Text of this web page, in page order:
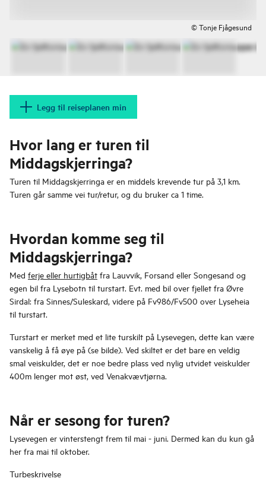
© Tonje Fjågesund
Legg til reiseplanen min
Hvor lang er turen til
Middagskjerringa?
Turen til Middagskjerringa er en middels krevende tur på 3,1 km.
Turen går samme vei tur/retur, og du bruker ca 1 time.
Hvordan komme seg til
Middagskjerringa?
Med ferje eller hurtigbåt fra Lauvvik, Forsand eller Songesand og
egen bil fra Lysebotn til turstart. Evt. med bil over fjellet fra Øvre
Sirdal: fra Sinnes/Suleskard, videre på Fv986/Fv500 over Lyseheia
til turstart.
Turstart er merket med et lite turskilt på Lysevegen, dette kan være
vanskelig å få øye på (se bilde). Ved skiltet er det bare en veldig
smal veiskulder, det er noe bedre plass ved nylig utvidet veiskulder
400m lenger mot øst, ved Venakvævtjørna.
Når er sesong for turen?
Lysevegen er vinterstengt frem til mai - juni. Dermed kan du kun gå
her fra mai til oktober.
Turbeskrivelse